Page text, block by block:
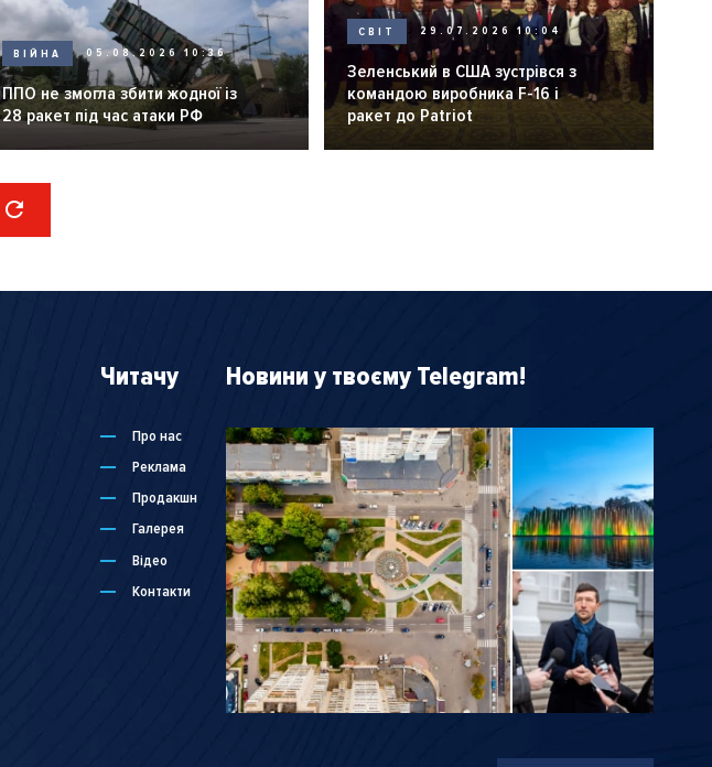
ВІЙНА 05.08.2026 10:36
ППО не змогла збити жодної із
28 ракет під час атаки РФ
СВІТ 29.07.2026 10:04
Зеленський в США зустрівся з
командою виробника F-16 і
ракет до Patriot
Читачу
Про нас
Реклама
Продакшн
Галерея
Відео
Контакти
Новини у твоєму Telegram!